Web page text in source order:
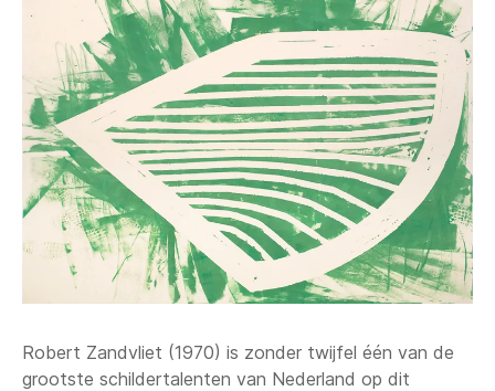
Robert Zandvliet (1970) is zonder twijfel één van de
grootste schildertalenten van Nederland op dit